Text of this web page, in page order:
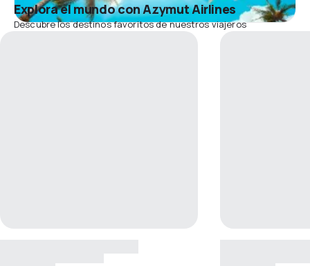
Explora el mundo con Azymut Airlines
Descubre los destinos favoritos de nuestros viajeros